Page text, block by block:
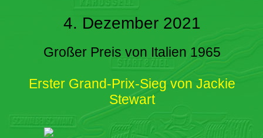
4. Dezember 2021
Großer Preis von Italien 1965
Erster Grand-Prix-Sieg von Jackie
Stewart